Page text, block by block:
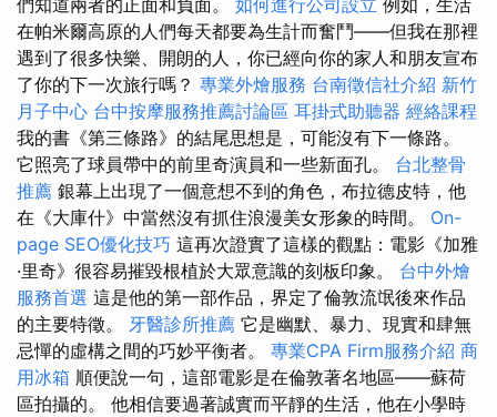
們知道兩者的正面和負面。 如何進行公司設立 例如，生活
在帕米爾高原的人們每天都要為生計而奮鬥——但我在那裡
遇到了很多快樂、開朗的人，你已經向你的家人和朋友宣布
了你的下一次旅行嗎？ 專業外燴服務 台南徵信社介紹 新竹
月子中心 台中按摩服務推薦討論區 耳掛式助聽器 經絡課程
我的書《第三條路》的結尾思想是，可能沒有下一條路。
它照亮了球員帶中的前里奇演員和一些新面孔。 台北整骨
推薦 銀幕上出現了一個意想不到的角色，布拉德皮特，他
在《大庫什》中當然沒有抓住浪漫美​​女形象的時間。 On-
page SEO優化技巧 這再次證實了這樣的觀點：電影《加雅
·里奇》很容易摧毀根植於大眾意識的刻板印象。 台中外燴
服務首選 這是他的第一部作品，界定了倫敦流氓後來作品
的主要特徵。 牙醫診所推薦 它是幽默、暴力、現實和肆無
忌憚的虛構之間的巧妙平衡者。 專業CPA Firm服務介紹 商
用冰箱 順便說一句，這部電影是在倫敦著名地區——蘇荷
區拍攝的。 他相信要過著誠實而平靜的生活，他在小學時